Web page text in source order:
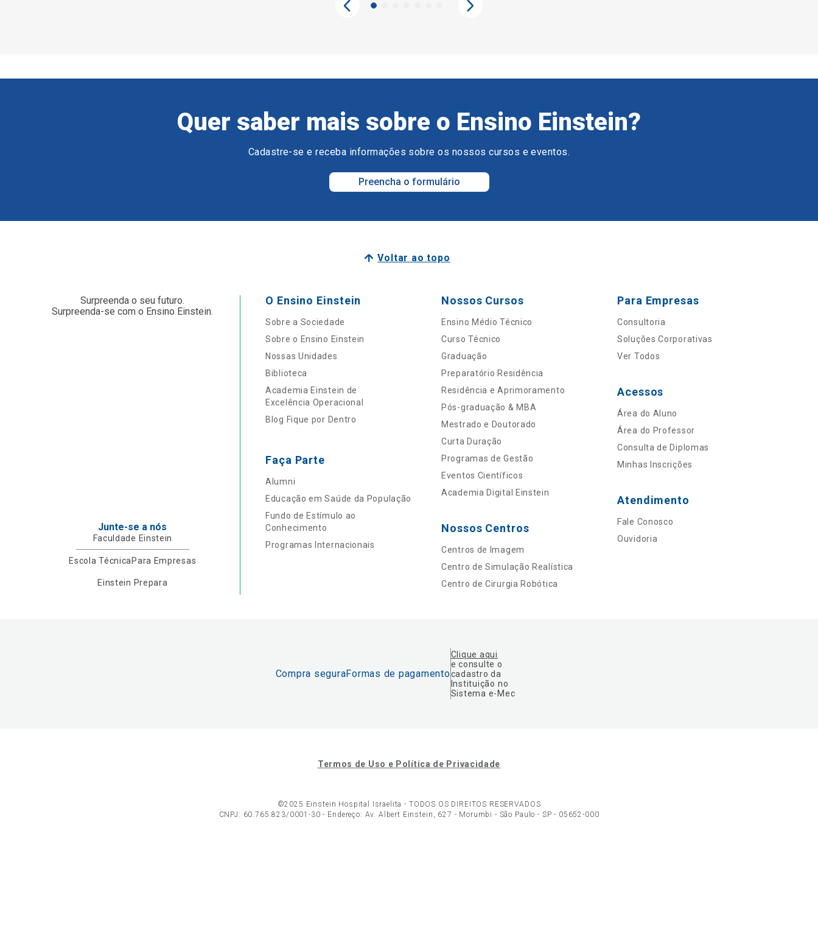
Quer saber mais sobre o Ensino Einstein?
Cadastre-se e receba informações sobre os nossos cursos e eventos.
Preencha o formulário
Voltar ao topo
Surpreenda o seu futuro.
Surpreenda-se com o Ensino Einstein.
Junte-se a nós
Faculdade Einstein
Escola Técnica Para Empresas
Einstein Prepara
O Ensino Einstein
Sobre a Sociedade
Sobre o Ensino Einstein
Nossas Unidades
Biblioteca
Academia Einstein de
Excelência Operacional
Blog Fique por Dentro
Faça Parte
Alumni
Educação em Saúde da População
Fundo de Estímulo ao
Conhecimento
Programas Internacionais
Nossos Cursos
Ensino Médio Técnico
Curso Técnico
Graduação
Preparatório Residência
Residência e Aprimoramento
Pós-graduação & MBA
Mestrado e Doutorado
Curta Duração
Programas de Gestão
Eventos Científicos
Academia Digital Einstein
Nossos Centros
Centros de Imagem
Centro de Simulação Realística
Centro de Cirurgia Robótica
Para Empresas
Consultoria
Soluções Corporativas
Ver Todos
Acessos
Área do Aluno
Área do Professor
Consulta de Diplomas
Minhas Inscrições
Atendimento
Fale Conosco
Ouvidoria
Compra seguraFormas de pagamento
Clique aqui
e consulte o
cadastro da
Instituição no
Sistema e-Mec
Termos de Uso e Política de Privacidade
©2025 Einstein Hospital Israelita - TODOS OS DIREITOS RESERVADOS
CNPJ: 60.765.823/0001-30 - Endereço: Av. Albert Einstein, 627 - Morumbi - São Paulo - SP - 05652-000